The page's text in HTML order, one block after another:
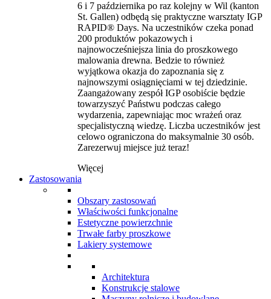
6 i 7 października po raz kolejny w Wil (kanton
St. Gallen) odbędą się praktyczne warsztaty IGP
RAPID® Days. Na uczestników czeka ponad
200 produktów pokazowych i
najnowocześniejsza linia do proszkowego
malowania drewna. Bedzie to również
wyjątkowa okazja do zapoznania się z
najnowszymi osiągnięciami w tej dziedzinie.
Zaangażowany zespół IGP osobiście będzie
towarzyszyć Państwu podczas całego
wydarzenia, zapewniając moc wrażeń oraz
specjalistyczną wiedzę. Liczba uczestników jest
celowo ograniczona do maksymalnie 30 osób.
Zarezerwuj miejsce już teraz!
Więcej
Zastosowania
Obszary zastosowań
Właściwości funkcjonalne
Estetyczne powierzchnie
Trwałe farby proszkowe
Lakiery systemowe
Architektura
Konstrukcje stalowe